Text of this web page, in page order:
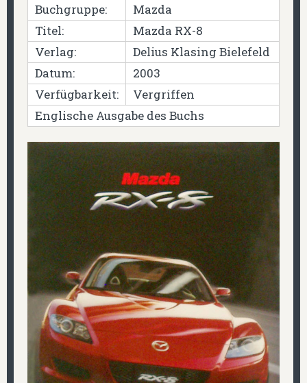
Buchgruppe:
Mazda
Titel:
Mazda RX-8
Verlag:
Delius Klasing Bielefeld
Datum:
2003
Verfügbarkeit:
Vergriffen
Englische Ausgabe des Buchs